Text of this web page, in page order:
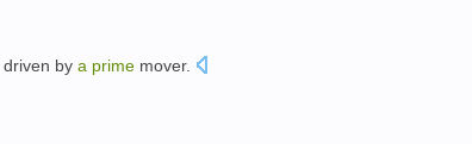
driven by a prime mover.